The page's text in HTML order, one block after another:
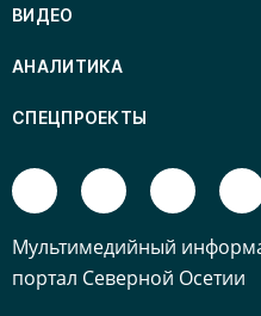
ВИДЕО
АНАЛИТИКА
СПЕЦПРОЕКТЫ
Mультимедийный
портал Северной Осетии